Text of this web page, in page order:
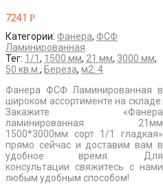
7241 Р
Категории: Фанера, ФСФ
Ламинированная
Тег: 1/1 , 1500 мм, 21 мм, 3000 мм,
50 кв.м. , Береза, м2: 4
Фанера ФСФ Ламинированная в
широком ассортименте на складе.
Закажите «Фанера
ламинированная 21мм
1500*3000мм сорт 1/1 гладкая»
прямо сейчас и доставим вам в
удобное время. Для
консультации свяжитесь с нами
любым удобным способом!